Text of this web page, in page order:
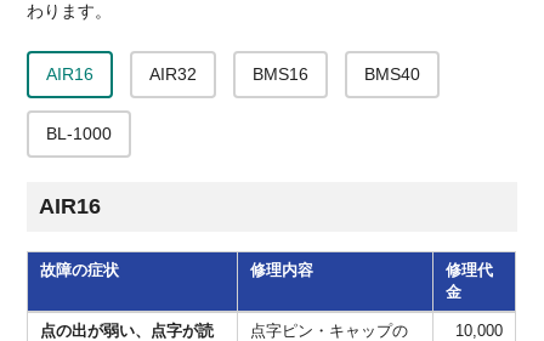
わります。
AIR16 AIR32 BMS16 BMS40
BL-1000
AIR16
AIR16の修理代金
故障の症状 修理内容
修理代
金
点の出が弱い、点字が読
点字ピン・キャップの
10,000